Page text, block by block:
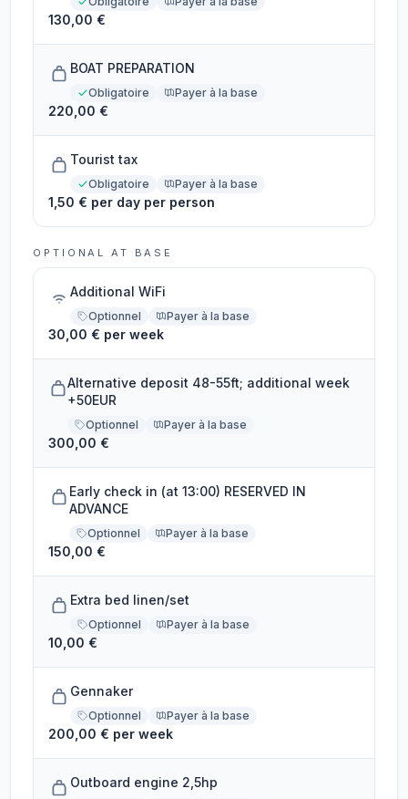
130,00 €
BOAT PREPARATION
Obligatoire Payer à la base
220,00 €
Tourist tax
Obligatoire Payer à la base
1,50 € per day per person
OPTIONAL AT BASE
Additional WiFi
Optionnel Payer à la base
30,00 € per week
Alternative deposit 48-55ft; additional week
+50EUR
Optionnel Payer à la base
300,00 €
Early check in (at 13:00) RESERVED IN
ADVANCE
Optionnel Payer à la base
150,00 €
Extra bed linen/set
Optionnel Payer à la base
10,00 €
Gennaker
Optionnel Payer à la base
200,00 € per week
Outboard engine 2,5hp